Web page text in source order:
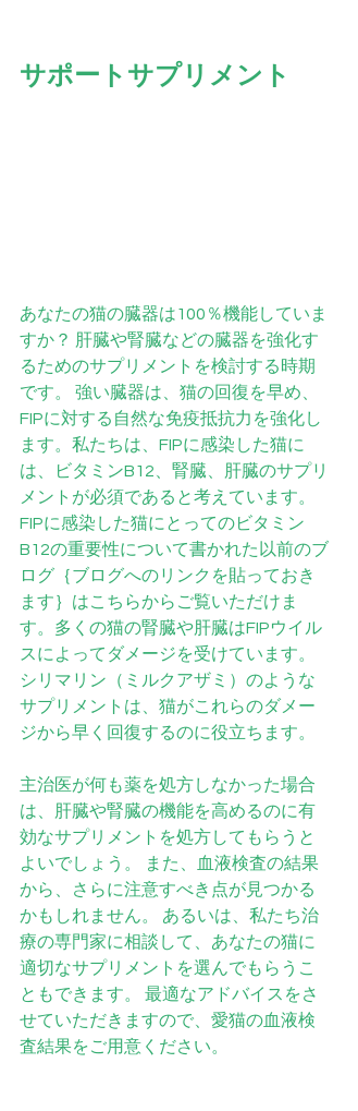
サポートサプリメント
あなたの猫の臓器は100％機能していま
すか？ 肝臓や腎臓などの臓器を強化す
るためのサプリメントを検討する時期
です。 強い臓器は、猫の回復を早め、
FIPに対する自然な免疫抵抗力を強化し
ます。私たちは、FIPに感染した猫に
は、ビタミンB12、腎臓、肝臓のサプリ
メントが必須であると考えています。
FIPに感染した猫にとってのビタミン
B12の重要性について書かれた以前のブ
ログ｛ブログへのリンクを貼っておき
ます｝はこちらからご覧いただけま
す。多くの猫の腎臓や肝臓はFIPウイル
スによってダメージを受けています。
シリマリン（ミルクアザミ）のような
サプリメントは、猫がこれらのダメー
ジから早く回復するのに役立ちます。
主治医が何も薬を処方しなかった場合
は、肝臓や腎臓の機能を高めるのに有
効なサプリメントを処方してもらうと
よいでしょう。 また、血液検査の結果
から、さらに注意すべき点が見つかる
かもしれません。 あるいは、私たち治
療の専門家に相談して、あなたの猫に
適切なサプリメントを選んでもらうこ
ともできます。 最適なアドバイスをさ
せていただきますので、愛猫の血液検
査結果をご用意ください。